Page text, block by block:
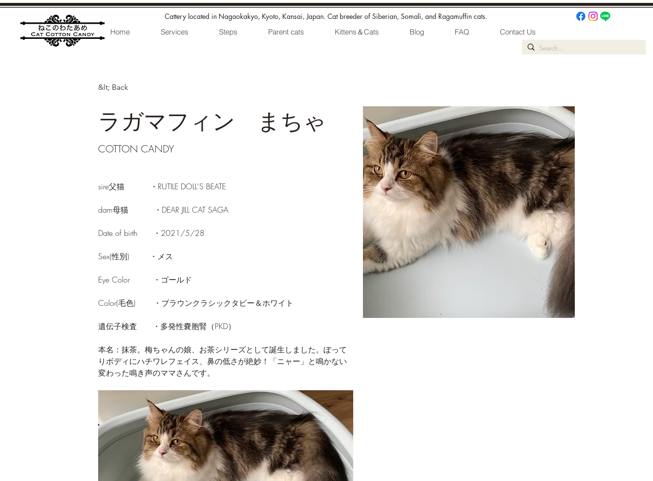
Cattery located in Nagaokakyo, Kyoto, Kansai, Japan. Cat breeder of Siberian, Somali, and Ragamuffin cats.
Home
Services Steps Parent cats Kittens＆Cats Blog FAQ Contact Us
&lt; Back
ラガマフィン まちゃ
COTTON CANDY
sire父猫　　　 ・ RUTILE DOLL'S BEATE
dam母猫　　　 ・DEAR JILL CAT SAGA
Date of birth　　・2021/5/28
Sex(性別) 　　 ・メス
Eye Color　　　・ゴールド
Color(毛色)　　 ・ブラウンクラシックタビー＆ホワイト
遺伝子検査　　・多発性嚢胞腎（PKD）
本名：抹茶。梅ちゃんの娘、お茶シリーズとして誕生しました。ぽって
りボディにハチワレフェイス、鼻の低さが絶妙！「ニャー」と鳴かない
変わった鳴き声のママさんです。